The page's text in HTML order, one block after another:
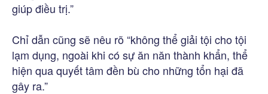
giúp điều trị.”
Chỉ dẫn cũng sẽ nêu rõ “không thể giải tội cho tội
lạm dụng, ngoài khi có sự ăn năn thành khẩn, thể
hiện qua quyết tâm đền bù cho những tổn hại đã
gây ra.”